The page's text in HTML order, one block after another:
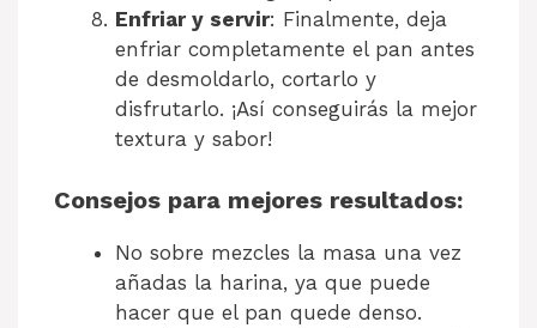
Enfriar y servir: Finalmente, deja
enfriar completamente el pan antes
de desmoldarlo, cortarlo y
disfrutarlo. ¡Así conseguirás la mejor
textura y sabor!
Consejos para mejores resultados:
No sobre mezcles la masa una vez
añadas la harina, ya que puede
hacer que el pan quede denso.